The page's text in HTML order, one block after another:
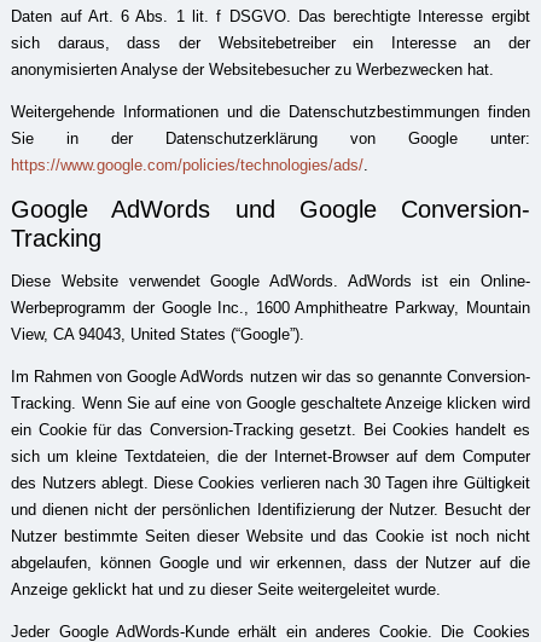
Daten auf Art. 6 Abs. 1 lit. f DSGVO. Das berechtigte Interesse ergibt
sich daraus, dass der Websitebetreiber ein Interesse an der
anonymisierten Analyse der Websitebesucher zu Werbezwecken hat.
Weitergehende Informationen und die Datenschutzbestimmungen finden
Sie in der Datenschutzerklärung von Google unter:
https://www.google.com/policies/technologies/ads/
Google AdWords und Google Conversion-
Tracking
Diese Website verwendet Google AdWords. AdWords ist ein Online-
Werbeprogramm der Google Inc., 1600 Amphitheatre Parkway, Mountain
View, CA 94043, United States (“Google”).
Im Rahmen von Google AdWords nutzen wir das so genannte Conversion-
Tracking. Wenn Sie auf eine von Google geschaltete Anzeige klicken wird
ein Cookie für das Conversion-Tracking gesetzt. Bei Cookies handelt es
sich um kleine Textdateien, die der Internet-Browser auf dem Computer
des Nutzers ablegt. Diese Cookies verlieren nach 30 Tagen ihre Gültigkeit
und dienen nicht der persönlichen Identifizierung der Nutzer. Besucht der
Nutzer bestimmte Seiten dieser Website und das Cookie ist noch nicht
abgelaufen, können Google und wir erkennen, dass der Nutzer auf die
Anzeige geklickt hat und zu dieser Seite weitergeleitet wurde.
Jeder Google AdWords-Kunde erhält ein anderes Cookie. Die Cookies